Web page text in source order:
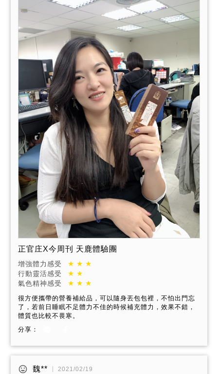
正官庄X今周刊 天鹿體驗團
增強體力感受
行動靈活感受
氣色精神感受
很方便攜帶的營養補給品，可以隨身丟包包裡，不怕出門忘
了，若前日睡眠不足體力不佳的時候補充體力，效果不錯，
體質也比較不畏寒。
分享：
魏** 2021/02/19